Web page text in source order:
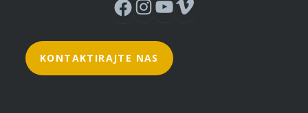
Facebook Instagram YouTube Vimeo
KONTAKTIRAJTE NAS